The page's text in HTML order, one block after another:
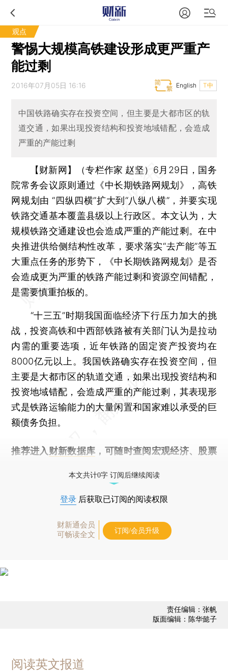
观点
警惕大规模高铁建设形成更严重产
能过剩
2016年07月05日 16:16 T中
English
中国铁路确实存在投资空间，但主要是大都市区的轨
道交通，如果出现投资结构和投资地域错配，会造成
严重的产能过剩
【财新网】（专栏作家 赵坚） 6月29日，国务
院常务会议原则通过《中长期铁路网规划》，高铁
网规划由 “四纵四横”扩大到“八纵八横”，并要实现
铁路交通基本覆盖县级以上行政区。本文认为，大
规模铁路交通建设也会造成严重的产能过剩。在中
央推进供给侧结构性改革，要求落实“去产能”等五
大重点任务的形势下，《中长期铁路网规划》是否
会造成更为严重的铁路产能过剩和资源空间错配，
是需要慎重拍板的。
“十三五”时期我国面临经济下行压力加大的挑
战，投资高铁和中西部铁路被有关部门认为是拉动
内需的重要选项，近年铁路的固定资产投资均在
8000亿元以上。我国铁路确实存在投资空间，但
主要是大都市区的轨道交通，如果出现投资结构和
投资地域错配，会造成严重的产能过剩，其表现形
式是铁路运输能力的大量闲置和国家难以承受的巨
额债务负担。
推荐进入 财新数据库 ，可随时查阅宏观经济、股票
本文共计0字 订阅后继续阅读
登录 后获取已订阅的阅读权限
财新通会员
可畅读全文
订阅/会员升级
责任编辑：张帆
版面编辑：陈华懿子
阅读英文报道